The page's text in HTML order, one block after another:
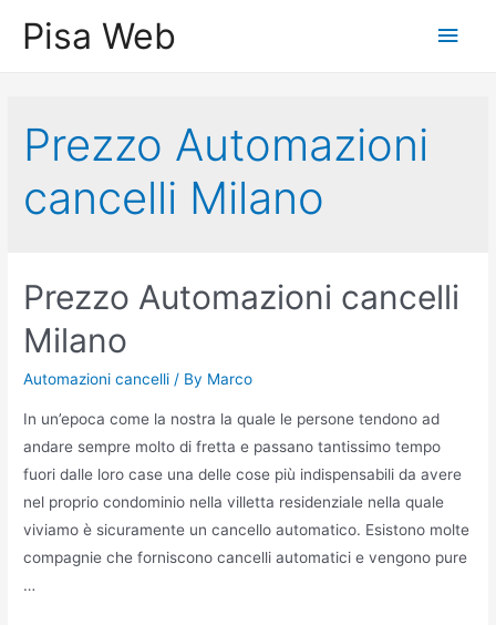
Pisa Web
Main
Prezzo Automazioni
cancelli Milano
Prezzo Automazioni cancelli
Milano
Automazioni cancelli / By Marco
In un’epoca come la nostra la quale le persone tendono ad
andare sempre molto di fretta e passano tantissimo tempo
fuori dalle loro case una delle cose più indispensabili da avere
nel proprio condominio nella villetta residenziale nella quale
viviamo è sicuramente un cancello automatico. Esistono molte
compagnie che forniscono cancelli automatici e vengono pure
…